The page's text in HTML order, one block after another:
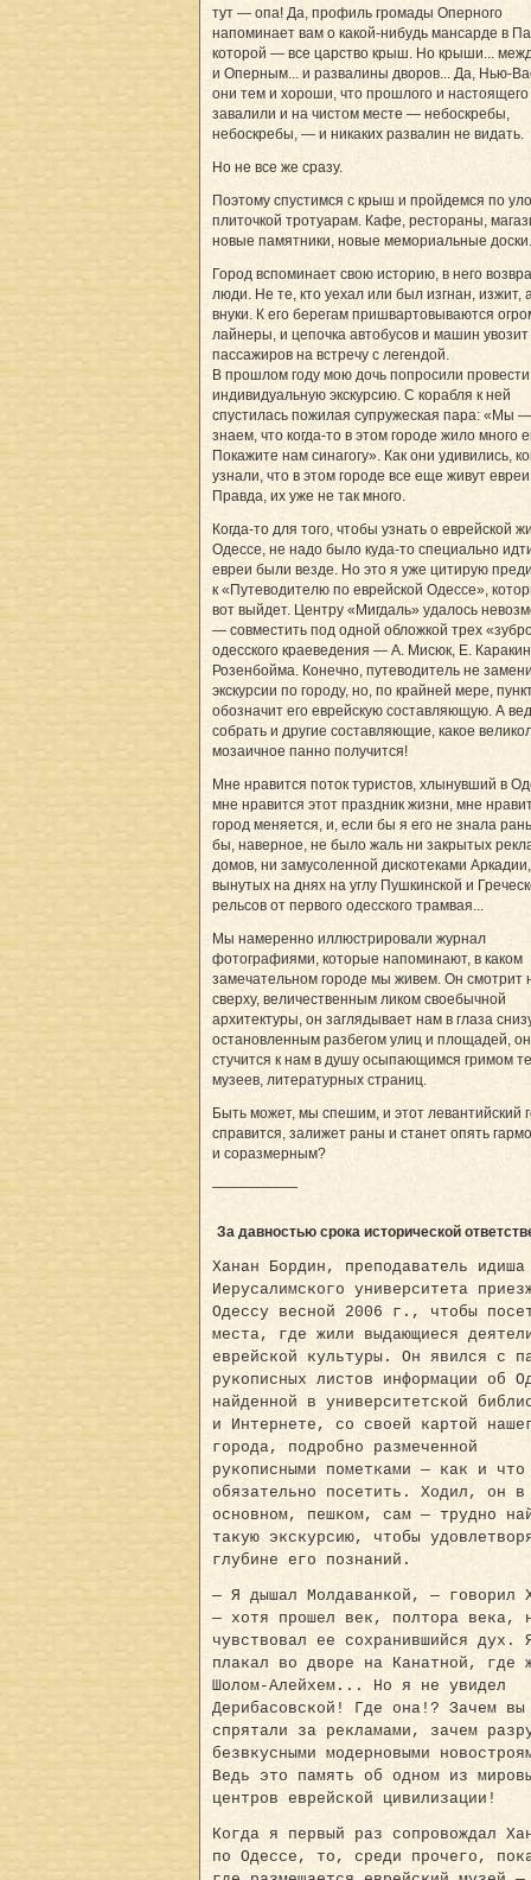
тут — опа! Да, профиль громады Оперного
напоминает вам о какой-нибудь мансарде в
которой — все царство крыш. Но крыши...
и Оперным... и развалины дворов... Да, Нью-
они тем и хороши, что прошлого и настоящего
завалили и на чистом месте — небоскребы,
небоскребы, — и никаких развалин не видать.
Но не все же сразу.
Поэтому спустимся с крыш и пройдемся по
плиточкой тротуарам. Кафе, рестораны,
новые памятники, новые мемориальные доски.
Город вспоминает свою историю, в него
люди. Не те, кто уехал или был изгнан, изжит,
внуки. К его берегам пришвартовываются
лайнеры, и цепочка автобусов и машин увозит
пассажиров на встречу с легендой.
В прошлом году мою дочь попросили провести
индивидуальную экскурсию. С корабля к ней
спустилась пожилая супружеская пара: «Мы
знаем, что когда-то в этом городе жило много
Покажите нам синагогу». Как они удивились,
узнали, что в этом городе все еще живут
Правда, их уже не так много.
Когда-то для того, чтобы узнать о еврейской
Одессе, не надо было куда-то специально
евреи были везде. Но это я уже цитирую
к «Путеводителю по еврейской Одессе»,
вот выйдет. Центру «Мигдаль» удалось
— совместить под одной обложкой трех
одесского краеведения — А. Мисюк, Е.
Розенбойма. Конечно, путеводитель не
экскурсии по городу, но, по крайней мере,
обозначит его еврейскую составляющую. А
собрать и другие составляющие, какое
мозаичное панно получится!
Мне нравится поток туристов, хлынувший в
мне нравится этот праздник жизни, мне
город меняется, и, если бы я его не знала
бы, наверное, не было жаль ни закрытых
домов, ни замусоленной дискотеками
вынутых на днях на углу Пушкинской и
рельсов от первого одесского трамвая...
Мы намеренно иллюстрировали журнал
фотографиями, которые напоминают, в каком
замечательном городе мы живем. Он смотрит
сверху, величественным ликом своебычной
архитектуры, он заглядывает нам в глаза
остановленным разбегом улиц и площадей, он
стучится к нам в душу осыпающимся гримом
музеев, литературных страниц.
Быть может, мы спешим, и этот левантийский
справится, залижет раны и станет опять
и соразмерным?
——————
За давностью срока исторической
Ханан Бордин, преподаватель
Иерусалимского университета
Одессу весной 2006 г., чтобы
места, где жили выдающиеся
еврейской культуры. Он явился с
рукописных листов информации об
найденной в университетской
и Интернете, со своей картой
города, подробно размеченной
рукописными пометками — как и что
обязательно посетить. Ходил, он в
основном, пешком, сам — трудно
такую экскурсию, чтобы
глубине его познаний.
— Я дышал Молдаванкой, — говорил
— хотя прошел век, полтора века,
чувствовал ее сохранившийся дух.
плакал во дворе на Канатной, где
Шолом-Алейхем... Но я не увидел
Дерибасовской! Где она!? Зачем вы
спрятали за рекламами, зачем
безвкусными модерновыми
Ведь это память об одном из
центров еврейской цивилизации!
Когда я первый раз сопровождал
по Одессе, то, среди прочего,